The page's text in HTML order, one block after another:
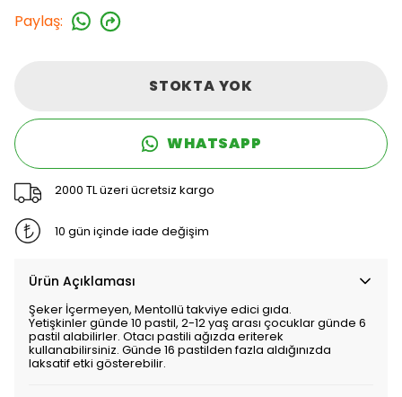
Paylaş:
STOKTA YOK
WHATSAPP
2000 TL üzeri ücretsiz kargo
10 gün içinde iade değişim
Ürün Açıklaması
Şeker İçermeyen, Mentollü takviye edici gıda.
Yetişkinler günde 10 pastil, 2-12 yaş arası çocuklar günde 6
pastil alabilirler. Otacı pastili ağızda eriterek
kullanabilirsiniz. Günde 16 pastilden fazla aldığınızda
laksatif etki gösterebilir.